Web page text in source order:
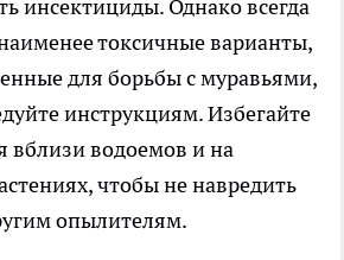
инсектициды. Однако всегда
токсичные варианты,
для борьбы с муравьями,
инструкциям. Избегайте
вблизи водоемов и на
чтобы не навредить
опылителям.